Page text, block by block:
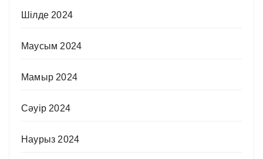
Шілде 2024
Маусым 2024
Мамыр 2024
Сәуір 2024
Наурыз 2024